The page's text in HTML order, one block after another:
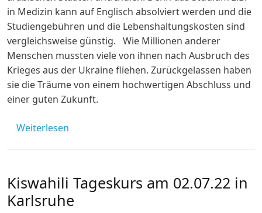
in Medizin kann auf Englisch absolviert werden und die
Studiengebühren und die Lebenshaltungskosten sind
vergleichsweise günstig. Wie Millionen anderer
Menschen mussten viele von ihnen nach Ausbruch des
Krieges aus der Ukraine fliehen. Zurückgelassen haben
sie die Träume von einem hochwertigen Abschluss und
einer guten Zukunft.
Weiterlesen
Kiswahili Tageskurs am 02.07.22 in
Karlsruhe